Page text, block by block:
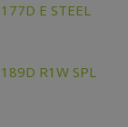
E STEEL
R1W SPL